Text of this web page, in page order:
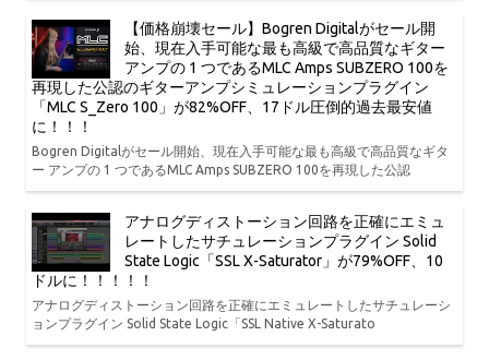
【価格崩壊セール】Bogren Digitalがセール開
始、現在入手可能な最も高級で高品質なギター
アンプの 1 つであるMLC Amps SUBZERO 100を
再現した公認のギターアンプシミュレーションプラグイン
「MLC S_Zero 100」が82%OFF、17ドル圧倒的過去最安値
に！！！
Bogren Digitalがセール開始、現在入手可能な最も高級で高品質なギタ
ー アンプの 1 つであるMLC Amps SUBZERO 100を再現した公認
アナログディストーション回路を正確にエミュ
レートしたサチュレーションプラグイン Solid
State Logic「SSL X-Saturator」が79%OFF、10
ドルに！！！！！
アナログディストーション回路を正確にエミュレートしたサチュレーシ
ョンプラグイン Solid State Logic「SSL Native X-Saturato